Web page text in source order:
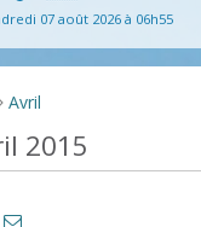
07 août 2026 à 06h55
Avril
2015